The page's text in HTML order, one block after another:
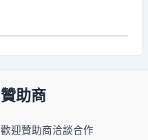
贊助商
歡迎贊助商洽談合作